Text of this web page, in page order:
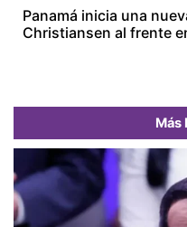
Panamá inicia una
Christiansen al frente
Más